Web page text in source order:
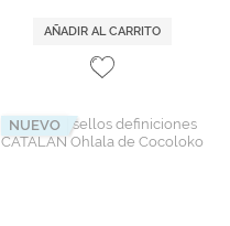
AÑADIR AL CARRITO
NUEVO